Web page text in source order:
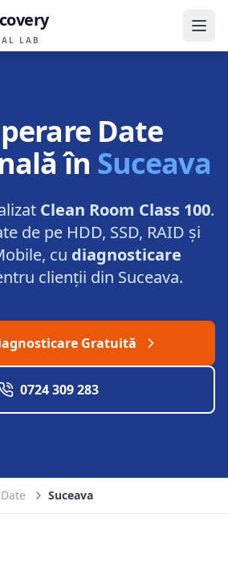
LAB
Date
în Suceava
Clean Room Class 100.
de pe HDD, SSD, RAID și
cu diagnosticare
clienții din Suceava.
Gratuită
0724 309 283
Suceava